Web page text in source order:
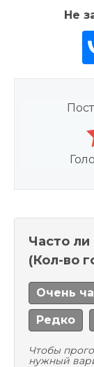
Не
Часто
(Кол-во
Очень
Редко
Чтобы
нужный